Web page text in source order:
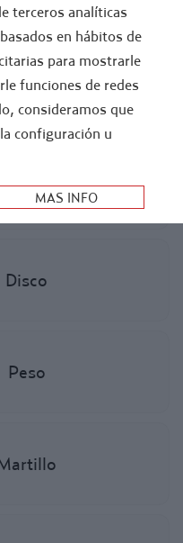
Disco
Peso
terceros analíticas
en hábitos de
para mostrarle
funciones de redes
consideramos que
configuración u